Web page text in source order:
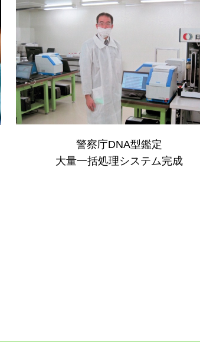
警察庁DNA型鑑定
大量一括処理システム完成